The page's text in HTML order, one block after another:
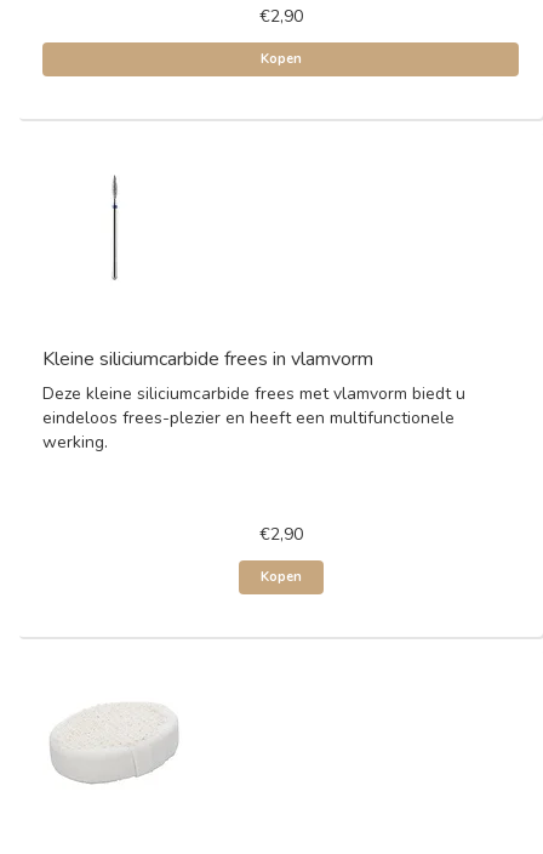
€2,90
Kopen
Kleine siliciumcarbide frees in vlamvorm
Deze kleine siliciumcarbide frees met vlamvorm biedt u
eindeloos frees-plezier en heeft een multifunctionele
werking.
€2,90
Kopen